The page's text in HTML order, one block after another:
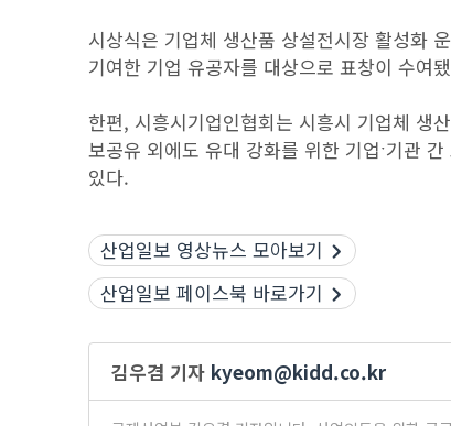
시상식은 기업체 생산품 상설전시장 활성화
기여한 기업 유공자를 대상으로 표창이 수여
한편, 시흥시기업인협회는 시흥시 기업체 생
보공유 외에도 유대 강화를 위한 기업ˑ기관
있다.
산업일보 영상뉴스 모아보기
산업일보 페이스북 바로가기
김우겸 기자 kyeom@kidd.co.kr